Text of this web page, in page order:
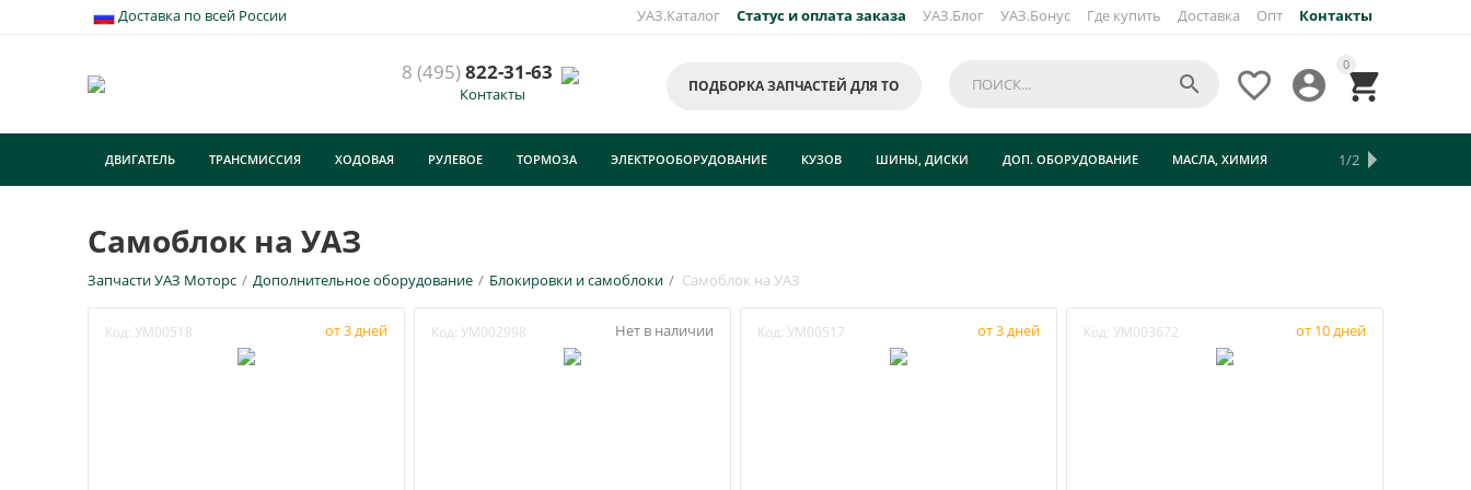
Доставка по всей России УАЗ.Каталог Статус и оплата заказа УАЗ.Блог УАЗ.Бонус Где купить Доставка Опт Контакты
8 (495)822-31-63
Контакты
0



ПОДБОРКА ЗАПЧАСТЕЙ ДЛЯ ТО 
ДВИГАТЕЛЬ ТРАНСМИССИЯ ХОДОВАЯ РУЛЕВОЕ ТОРМОЗА ЭЛЕКТРООБОРУДОВАНИЕ КУЗОВ ШИНЫ, ДИСКИ ДОП. ОБОРУДОВАНИЕ МАСЛА, ХИМИЯ ТУРИЗМ1/2
Самоблок на УАЗ
Запчасти УАЗ Моторс / Дополнительное оборудование / Блокировки и самоблоки / Самоблок на УАЗ
Код: УМ00518 от 3 дней Код: УМ002998 Нет в наличии Код: УМ00517 от 3 дней Код: УМ003672 от 10 дней